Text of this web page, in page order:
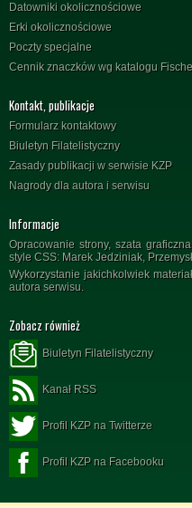
Datowniki okolicznościowe
Erki okolicznościowe
Poczty specjalne
Cennik znaczków wg katalogu
Kontakt, publikacje
Formularz kontaktowy
Biuletyn Filatelistyczny
Zasady publikacji w serwisie KZP
Nagrody dla autora i serwisu
Informacje
Opracowanie strony, szata
style CSS: Marek Jedziniak,
Wykorzystanie jakichkolwiek
autora serwisu.
Zobacz również
Biuletyn Filatelistyczny
Kanał RSS
Profil KZP na Twitterze
Profil KZP na Facebooku